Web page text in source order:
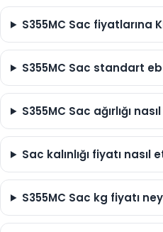
S355MC Sac fiyatlarına
S355MC Sac standart
S355MC Sac ağırlığı
Sac kalınlığı fiyatı nasıl
S355MC Sac kg fiyatı